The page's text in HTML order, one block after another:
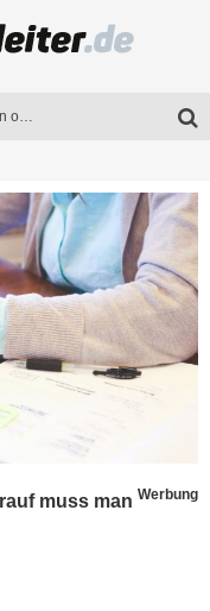
KI im Bildungswesen: Revolution oder Risiko für Schulen und Universitäten?
Seminare als Motivationsmotor – Wie Weiterbildung Mitarbeiter nachhaltig begeistert
Mitarbeitenden-Schulungen erfolgreich planen – Ratgeber für Unternehmen
muss man Werbung